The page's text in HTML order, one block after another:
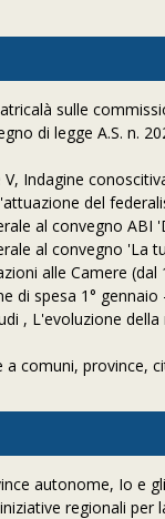
sulle
di legge A.S. n.
Indagine
del
al convegno
al convegno 'La
alle Camere
di spesa 1°
, L'evoluzione
a comuni,
autonome, Io e
regionali